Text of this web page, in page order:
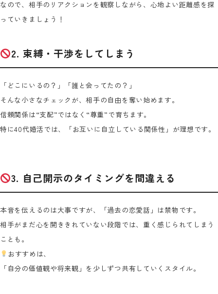
なので、相手のリアクションを観察しながら、心地よい距離感を探
っていきましょう！
2. 束縛・干渉をしてしまう
「どこにいるの？」「誰と会ってたの？」
そんな小さなチェックが、相手の自由を奪い始めます。
信頼関係は“支配”ではなく“尊重”で育ちます。
特に40代婚活では、「お互いに自立している関係性」が理想です。
3. 自己開示のタイミングを間違える
本音を伝えるのは大事ですが、「過去の恋愛話」は禁物です。
相手がまだ心を開ききれていない段階では、重く感じられてしまう
ことも。
おすすめは、
「自分の価値観や将来観」を少しずつ共有していくスタイル。